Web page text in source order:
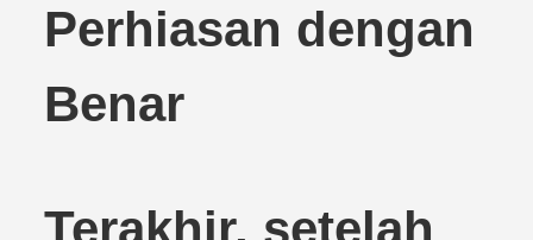
Perhiasan dengan
Benar
Terakhir, setelah